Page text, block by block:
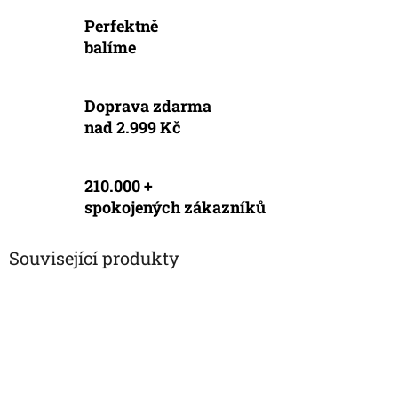
Perfektně
balíme
Doprava zdarma
nad 2.999 Kč
210.000 +
spokojených zákazníků
Související produkty